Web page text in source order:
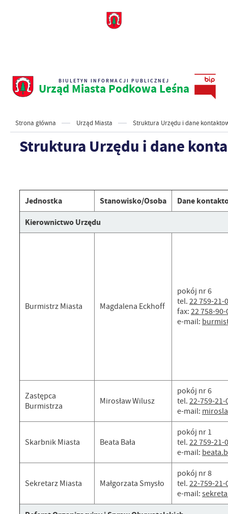
BIULETYN INFORMACJI PUBLICZNEJ
Urząd Miasta Podkowa Leśna
Strona główna Urząd Miasta Struktura Urzędu i dane
Struktura Urzędu i dane
Jednostka Stanowisko/Osoba
Dane
Kierownictwo Urzędu
Burmistrz Miasta Magdalena Eckhoff
pokój nr 6
tel. 22 759-21-
fax: 22 758-90-
e-mail:
Zastępca
Burmistrza
Mirosław Wilusz
pokój nr 6
tel. 22-759-21-
e-mail:
Skarbnik Miasta Beata Bała
pokój nr 1
tel. 22 759-21-
e-mail:
Sekretarz Miasta Małgorzata Smysło
pokój nr 8
tel. 22-759-21-
e-mail: